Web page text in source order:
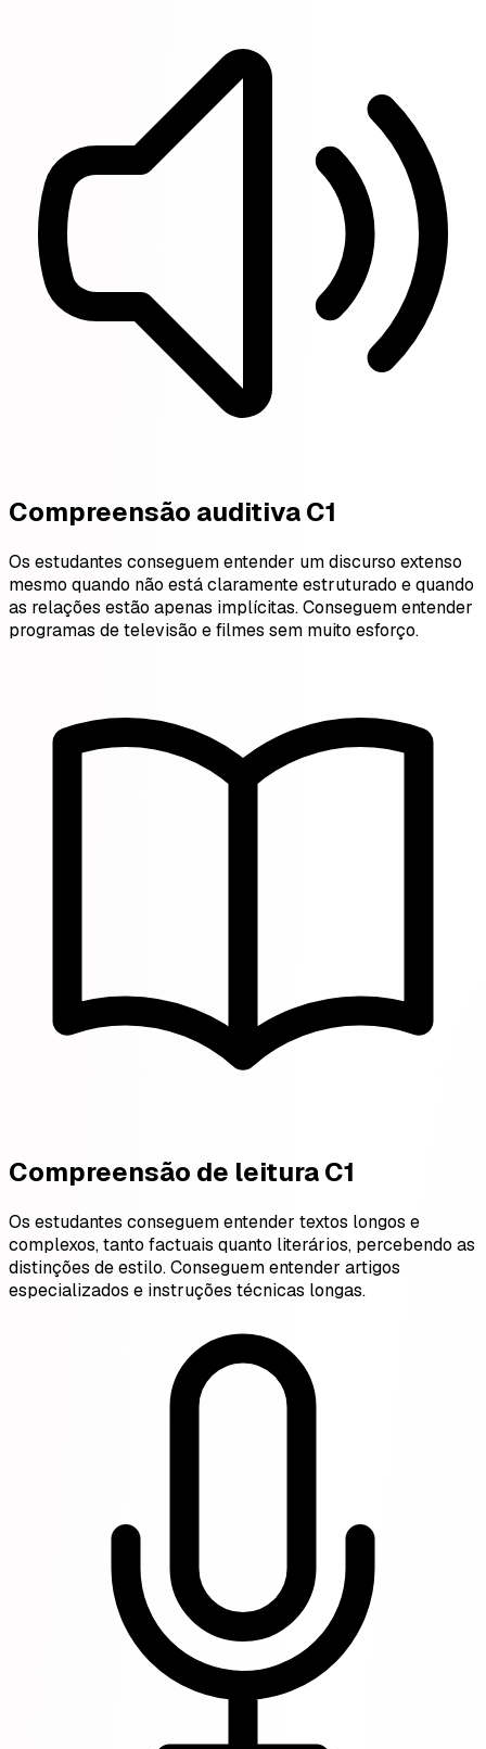
Compreensão auditiva C1
Os estudantes conseguem entender um discurso extenso
mesmo quando não está claramente estruturado e quando
as relações estão apenas implícitas. Conseguem entender
programas de televisão e filmes sem muito esforço.
Compreensão de leitura C1
Os estudantes conseguem entender textos longos e
complexos, tanto factuais quanto literários, percebendo as
distinções de estilo. Conseguem entender artigos
especializados e instruções técnicas longas.